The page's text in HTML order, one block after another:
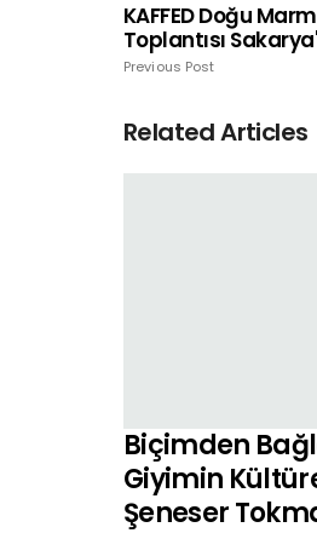
KAFFED Doğu
Toplantısı
Previous Post
Related Articles
Biçimden
Giyimin
Şeneser